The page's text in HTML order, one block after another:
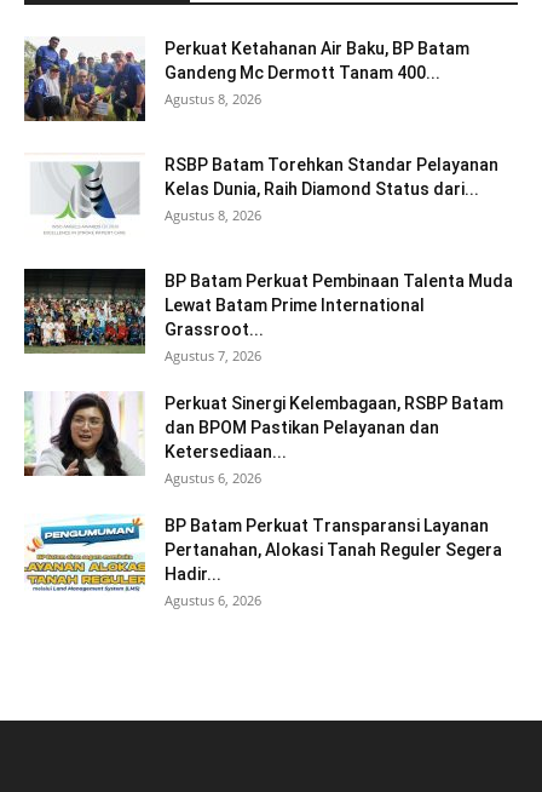
Perkuat Ketahanan Air Baku, BP Batam
Gandeng Mc Dermott Tanam 400...
Agustus 8, 2026
RSBP Batam Torehkan Standar Pelayanan
Kelas Dunia, Raih Diamond Status dari...
Agustus 8, 2026
BP Batam Perkuat Pembinaan Talenta Muda
Lewat Batam Prime International
Grassroot...
Agustus 7, 2026
Perkuat Sinergi Kelembagaan, RSBP Batam
dan BPOM Pastikan Pelayanan dan
Ketersediaan...
Agustus 6, 2026
BP Batam Perkuat Transparansi Layanan
Pertanahan, Alokasi Tanah Reguler Segera
Hadir...
Agustus 6, 2026